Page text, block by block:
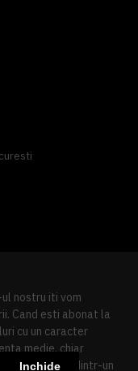
Inchide
nostru iti vom
Cand esti abonat la
cu un caracter
medie, chiar
urma linkul dintr-un